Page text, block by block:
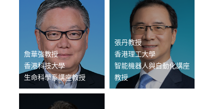
詹華強教授
香港科技大學
生命科學系講座教授
張丹教授
香港理工大學
智能機器人與自動化講座
教授